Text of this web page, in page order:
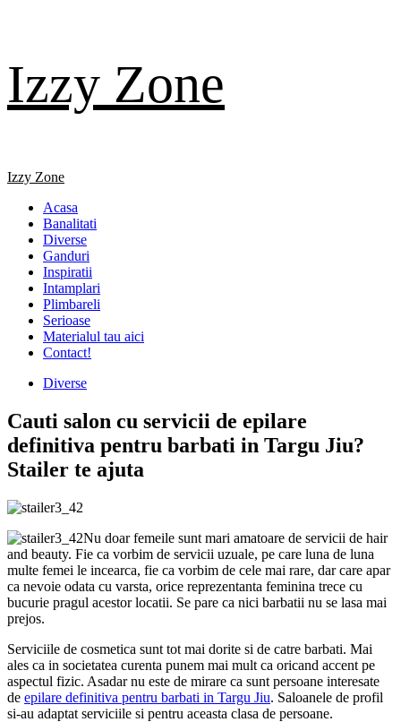
content
Izzy Zone
Primary
Izzy Zone
Acasa
Banalitati
Diverse
Ganduri
Inspiratii
Intamplari
Plimbareli
Serioase
Materialul tau aici
Contact!
Diverse
Cauti salon cu servicii de epilare
definitiva pentru barbati in Targu Jiu?
Stailer te ajuta
Nu doar femeile sunt mari amatoare de servicii de hair
and beauty. Fie ca vorbim de servicii uzuale, pe care luna de luna
multe femei le incearca, fie ca vorbim de cele mai rare, dar care apar
ca nevoie odata cu varsta, orice reprezentanta feminina trece cu
bucurie pragul acestor locatii. Se pare ca nici barbatii nu se lasa mai
prejos.
Serviciile de cosmetica sunt tot mai dorite si de catre barbati. Mai
ales ca in societatea curenta punem mai mult ca oricand accent pe
aspectul fizic. Asadar nu este de mirare ca sunt persoane interesate
de epilare definitiva pentru barbati in Targu Jiu. Saloanele de profil
si-au adaptat serviciile si pentru aceasta clasa de persoane.